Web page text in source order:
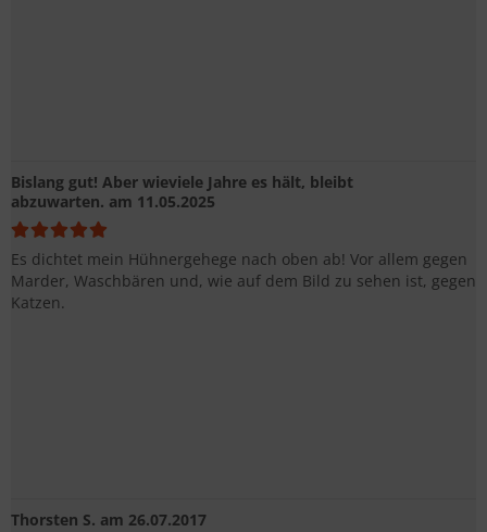
Bislang gut! Aber wieviele Jahre es hält, bleibt
abzuwarten. am 11.05.2025
Es dichtet mein Hühnergehege nach oben ab! Vor allem gegen
Marder, Waschbären und, wie auf dem Bild zu sehen ist, gegen
Katzen.
Thorsten S. am 26.07.2017